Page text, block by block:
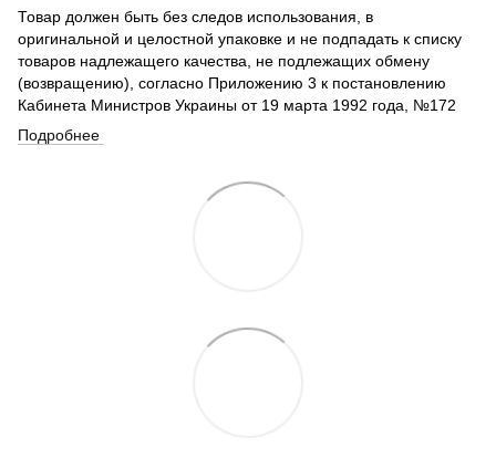
Товар должен быть без следов использования, в
оригинальной и целостной упаковке и не подпадать к списку
товаров надлежащего качества, не подлежащих обмену
(возвращению), согласно Приложению 3 к постановлению
Кабинета Министров Украины от 19 марта 1992 года, №172
Подробнее